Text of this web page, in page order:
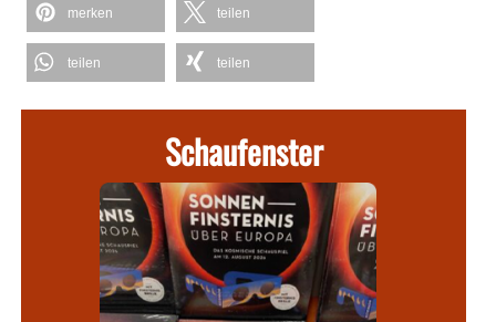
merken teilen
teilen teilen
Schaufenster